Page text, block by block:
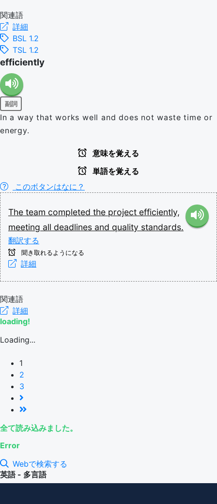
関連語
詳細
BSL 1.2
TSL 1.2
efficiently
副詞
In a way that works well and does not waste time or
energy.
意味を覚える
単語を覚える
このボタンはなに？
The team completed the project efficiently,
meeting all deadlines and quality standards.
翻訳する
聞き取れるようになる
詳細
関連語
詳細
loading!
Loading...
1
2
3
全て読み込みました。
Error
Webで検索する
英語 - 多言語